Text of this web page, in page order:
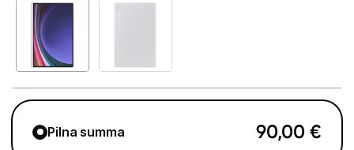
Citi aksesuāri
E-grāmatu lasītāji
Piederumi
Pilna summa 90,00 €